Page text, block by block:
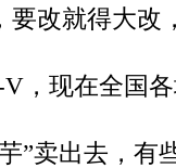
要改就得大改
，现在全国
”卖出去，有